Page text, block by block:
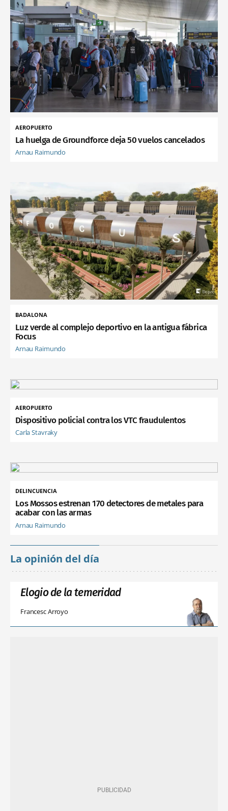
AEROPUERTO
La huelga de Groundforce deja 50 vuelos cancelados
Arnau Raimundo
BADALONA
Luz verde al complejo deportivo en la antigua fábrica
Focus
Arnau Raimundo
AEROPUERTO
Dispositivo policial contra los VTC fraudulentos
Carla Stavraky
DELINCUENCIA
Los Mossos estrenan 170 detectores de metales para
acabar con las armas
Arnau Raimundo
La opinión del día
Elogio de la temeridad
Francesc Arroyo